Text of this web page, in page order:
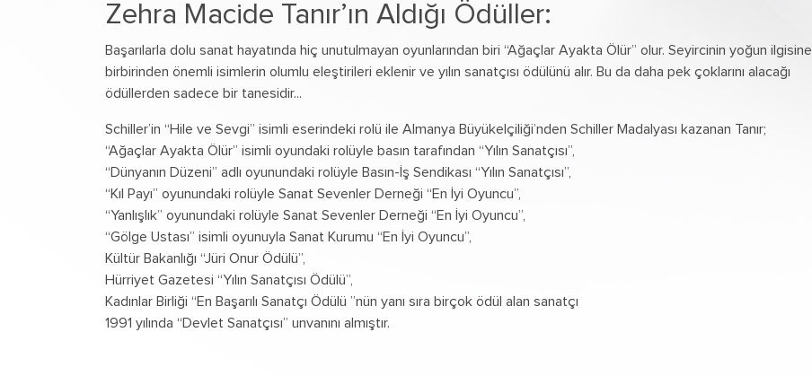
Zehra Macide Tanır’ın Aldığı Ödüller:
Başarılarla dolu sanat hayatında hiç unutulmayan oyunlarından biri “Ağaçlar Ayakta Ölür” olur. Seyircinin yoğun ilgisine
birbirinden önemli isimlerin olumlu eleştirileri eklenir ve yılın sanatçısı ödülünü alır. Bu da daha pek çoklarını alacağı
ödüllerden sadece bir tanesidir...
Schiller’in “Hile ve Sevgi” isimli eserindeki rolü ile Almanya Büyükelçiliği’nden Schiller Madalyası kazanan Tanır;
“Ağaçlar Ayakta Ölür” isimli oyundaki rolüyle basın tarafından “Yılın Sanatçısı”,
“Dünyanın Düzeni” adlı oyunundaki rolüyle Basın-İş Sendikası “Yılın Sanatçısı”,
“Kıl Payı” oyunundaki rolüyle Sanat Sevenler Derneği “En İyi Oyuncu”,
“Yanlışlık” oyunundaki rolüyle Sanat Sevenler Derneği “En İyi Oyuncu”,
“Gölge Ustası” isimli oyunuyla Sanat Kurumu “En İyi Oyuncu”,
Kültür Bakanlığı “Jüri Onur Ödülü”,
Hürriyet Gazetesi “Yılın Sanatçısı Ödülü”,
Kadınlar Birliği “En Başarılı Sanatçı Ödülü ”nün yanı sıra birçok ödül alan sanatçı
1991 yılında “Devlet Sanatçısı” unvanını almıştır.